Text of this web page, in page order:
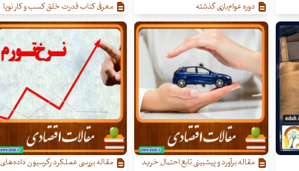
دوره عوام‌بازی گذشته معرفی کتاب قدرت خلق کسب‌ و کار نوپا
مقاله برآورد و پیش‏بینی تابع احتمال خرید
مقاله بررسی عملکرد رگرسیون‌ داده‌های